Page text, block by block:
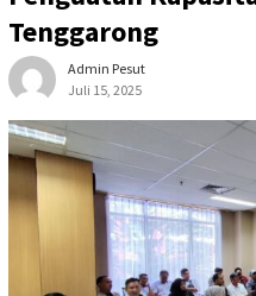
Tenggarong
Admin Pesut
Juli 15, 2025